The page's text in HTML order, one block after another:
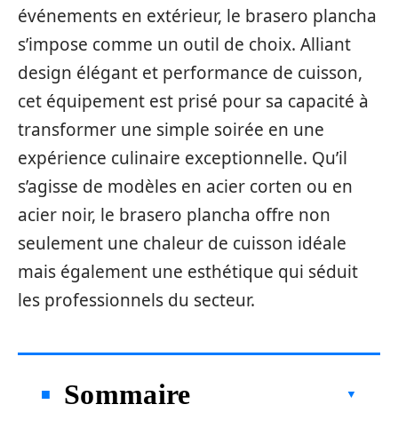
événements en extérieur, le brasero plancha
s’impose comme un outil de choix. Alliant
design élégant et performance de cuisson,
cet équipement est prisé pour sa capacité à
transformer une simple soirée en une
expérience culinaire exceptionnelle. Qu’il
s’agisse de modèles en acier corten ou en
acier noir, le brasero plancha offre non
seulement une chaleur de cuisson idéale
mais également une esthétique qui séduit
les professionnels du secteur.
Sommaire